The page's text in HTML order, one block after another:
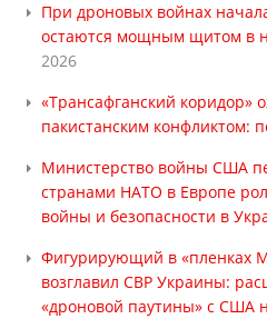
При дроновых войнах
остаются мощным щитом в
2026
«Трансафганский коридор»
пакистанским конфликтом:
Министерство войны США
странами НАТО в Европе
войны и безопасности в
Фигурирующий в «пленках
возглавил СВР Украины:
«дроновой паутины» с США